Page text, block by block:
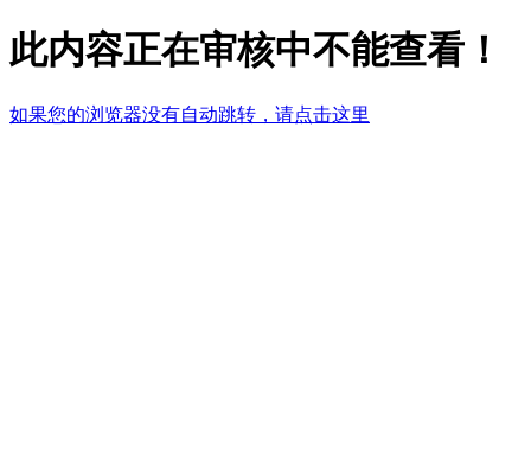
此内容正在审核中不能查看！
如果您的浏览器没有自动跳转，请点击这里